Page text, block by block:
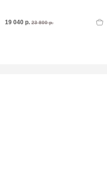
19 040 р. 23 800 р.